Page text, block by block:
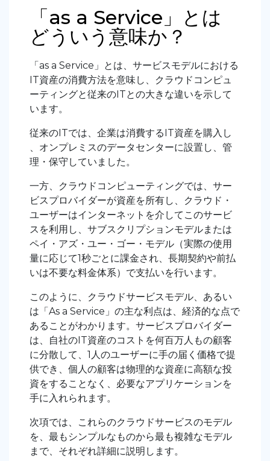
「as a Service」とは
どういう意味か？
「as a Service」とは、サービスモデルにおける
IT資産の消費方法を意味し、クラウドコンピュ
ーティングと従来のITとの大きな違いを示して
います。
従来のITでは、企業は消費するIT資産を購入し
、オンプレミスのデータセンターに設置し、管
理・保守していました。
一方、クラウドコンピューティングでは、サー
ビスプロバイダーが資産を所有し、クラウド・
ユーザーはインターネットを介してこのサービ
スを利用し、サブスクリプションモデルまたは
ペイ・アズ・ユー・ゴー・モデル（実際の使用
量に応じて1秒ごとに課金され、長期契約や前払
いは不要な料金体系）で支払いを行います。
このように、クラウドサービスモデル、あるい
は「As a Service」の主な利点は、経済的な点で
あることがわかります。サービスプロバイダー
は、自社のIT資産のコストを何百万人もの顧客
に分散して、1人のユーザーに手の届く価格で提
供でき、個人の顧客は物理的な資産に高額な投
資をすることなく、必要なアプリケーションを
手に入れられます。
次項では、これらのクラウドサービスのモデル
を、最もシンプルなものから最も複雑なモデル
まで、それぞれ詳細に説明します。